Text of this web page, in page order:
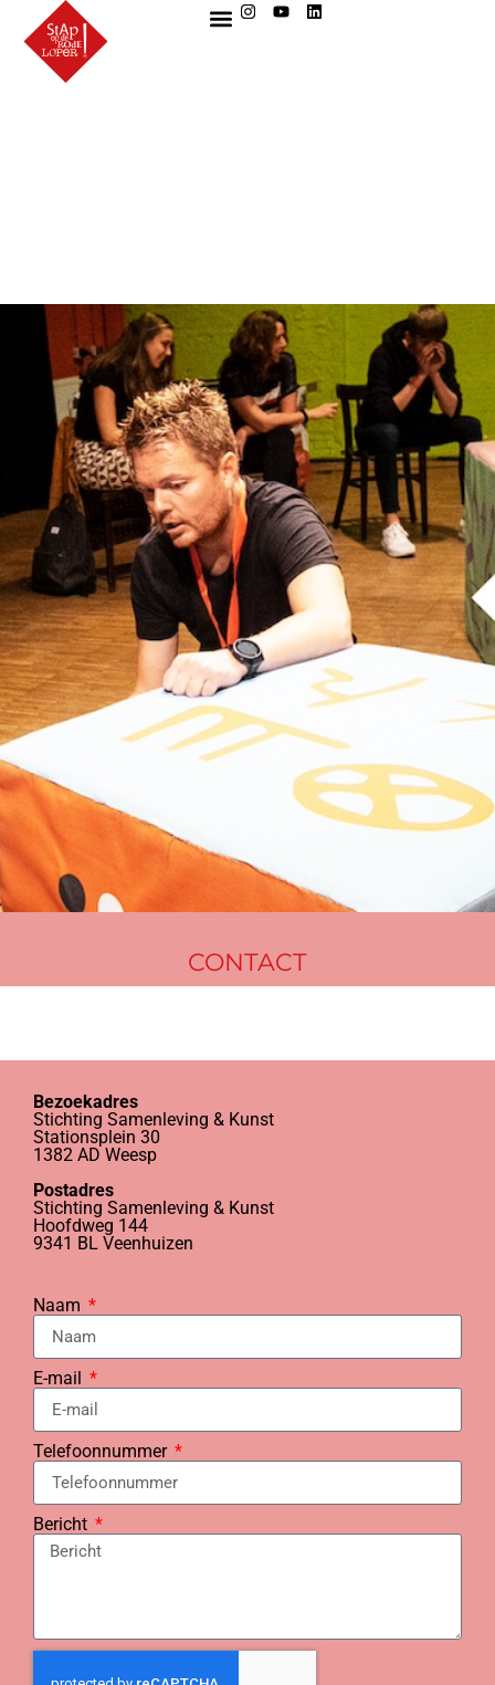
CONTACT
Bezoekadres
Stichting Samenleving & Kunst
Stationsplein 30
1382 AD Weesp
Postadres
Stichting Samenleving & Kunst
Hoofdweg 144
9341 BL Veenhuizen
Naam
E-mail
Telefoonnummer
Bericht